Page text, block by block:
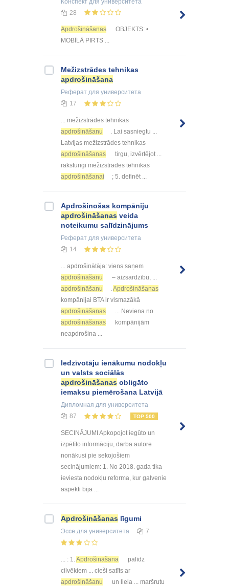
28
Apdrošināšanas
OBJEKTS: •
MOBĪLĀ PIRTS ...
Mežizstrādes tehnikas
apdrošināšana
Реферат для университета
17
... mežizstrādes tehnikas
apdrošināšanu
. Lai sasniegtu ...
Latvijas mežizstrādes tehnikas
apdrošināšanas
tirgu, izvērtējot ...
raksturīgi mežizstrādes tehnikas
apdrošināšanai
; 5. definēt ...
Apdrošinošas kompāniju
apdrošināšanas veida
noteikumu salīdzinājums
Реферат для университета
14
... apdrošinātāja: viens saņem
apdrošināšanu
– aizsardzību, ...
apdrošināšanu
.Apdrošināšanas
kompānijai BTA ir vismazākā
apdrošināšanas
... Neviena no
apdrošināšanas
kompānijām
neapdrošina ...
Iedzīvotāju ienākumu nodokļu
un valsts sociālās
apdrošināšanas obligāto
iemaksu piemērošana Latvijā
Дипломная для университета
87
TOP 500
SECINĀJUMI Apkopojot iegūto un
izpētīto informāciju, darba autore
nonākusi pie sekojošiem
secinājumiem: 1. No 2018. gada tika
ieviesta nodokļu reforma, kur galvenie
aspekti bija ...
Apdrošināšanas līgumi
Эссе для университета 7
... : 1.Apdrošināšana
palīdz
cilvēkiem ... cieši satīts ar
apdrošināšanu
un liela ... maršrutu